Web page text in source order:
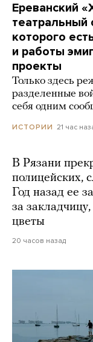
Ереванский
театральный
которого
и работы
проекты
Только здесь
разделенные
себя одним
ИСТОРИИ 21 час
В Рязани
полицейских,
Год назад ее
за
цветы
20 часов назад